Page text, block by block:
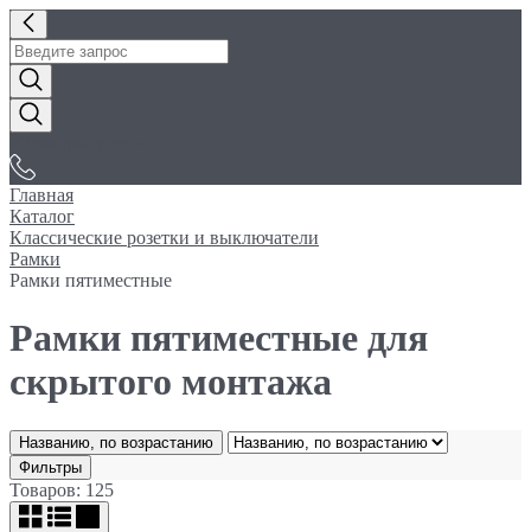
Главная
Каталог
Классические розетки и выключатели
Рамки
Рамки пятиместные
Рамки пятиместные для
скрытого монтажа
Названию, по возрастанию
Фильтры
Товаров: 125